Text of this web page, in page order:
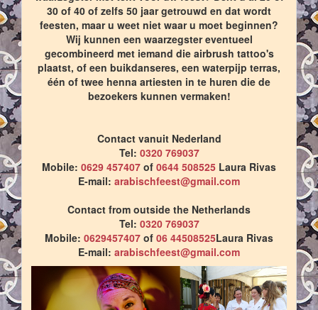
30 of 40 of zelfs 50 jaar getrouwd en dat wordt
feesten, maar u weet niet waar u moet beginnen?
Wij kunnen een waarzegster eventueel
gecombineerd met iemand die airbrush tattoo's
plaatst, of een buikdanseres, een waterpijp terras,
één of twee henna artiesten in te huren die de
bezoekers kunnen vermaken!
Contact vanuit Nederland
Tel: 0320 769037
Mobile: 0629 457407 of 0644 508525 Laura Rivas
E-mail: arabischfeest@gmail.com
Contact from outside the Netherlands
Tel: 0320 769037
Mobile: 0629457407 of 06 44508525Laura Rivas
E-mail: arabischfeest@gmail.com